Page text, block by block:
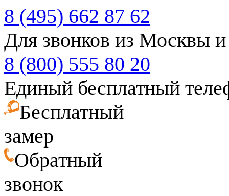
8 (495) 662 87 62
Для звонков из Москвы
8 (800) 555 80 20
Единый бесплатный
Бесплатный
замер
Обратный
звонок